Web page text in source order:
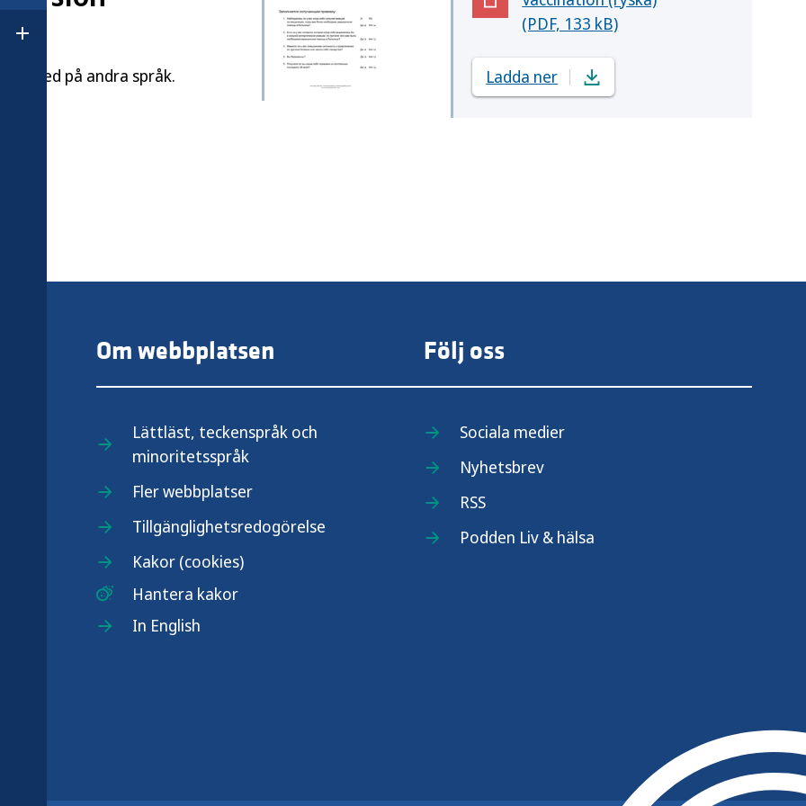
Öppna undermeny för Om Folkhälsomyndigheten
ned på andra språk.
(PDF, 133 kB)
(Öppnas i nytt fönster)
Ladda ner
Om webbplatsen
Lättläst, teckenspråk och
minoritetsspråk
Fler webbplatser
Tillgänglighetsredogörelse
Kakor (cookies)
Hantera kakor
In English
Följ oss
Sociala medier
Nyhetsbrev
RSS
Podden Liv & hälsa